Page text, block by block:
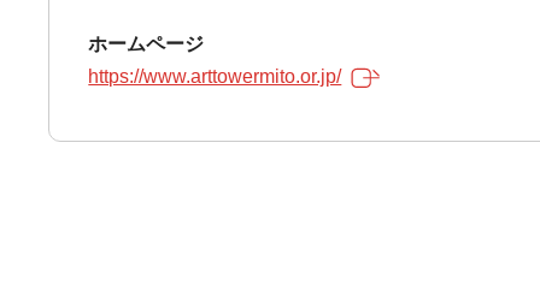
ホームページ
https://www.arttowermito.or.jp/